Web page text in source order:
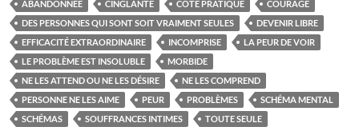
ABANDONNÉE CINGLANTE CÔTÉ PRATIQUE
COURAGE
DES PERSONNES QUI SONT SOIT VRAIMENT SEULES
DEVENIR LIBRE
EFFICACITÉ EXTRAORDINAIRE
INCOMPRISE
LA PEUR DE VOIR
LE PROBLÈME EST INSOLUBLE
MORBIDE
NE LES ATTEND OU NE LES DÉSIRE
NE LES COMPREND
PERSONNE NE LES AIME
PEUR PROBLÈMES
SCHÉMA MENTAL
SCHÉMAS
SOUFFRANCES INTIMES
TOUTE SEULE